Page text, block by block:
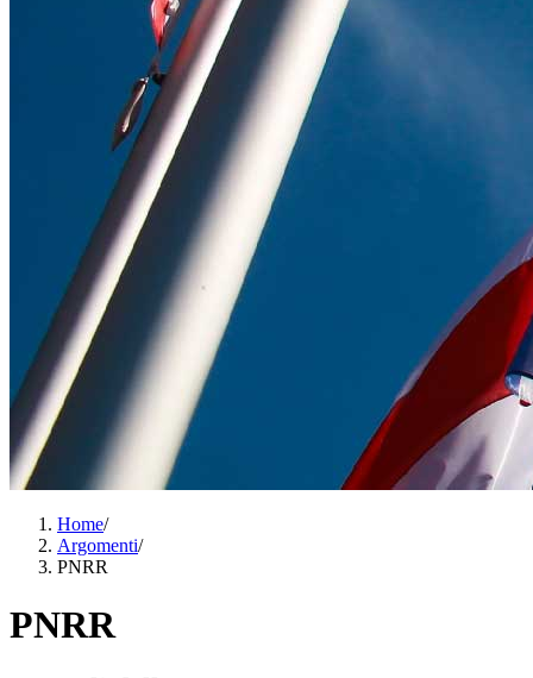
Home/
Argomenti/
PNRR
PNRR